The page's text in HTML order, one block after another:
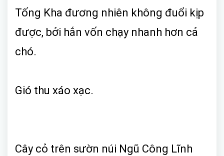
Tống Kha đương nhiên không đuổi kịp
được, bởi hắn vốn chạy nhanh hơn cả
chó.
Gió thu xáo xạc.
Cây cỏ trên sườn núi Ngũ Công Lĩnh